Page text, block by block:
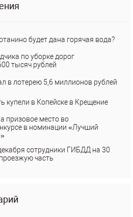
будет дана горячая вода?
по уборке дорог
тысяч рублей
в лотерею 5,6 миллионов рублей
купели в Копейске в Крещение
призовое место во
в номинации «Лучший
сотрудники ГИБДД на 30
часть